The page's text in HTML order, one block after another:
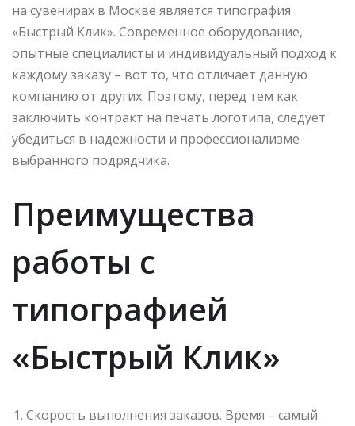
на сувенирах в Москве является типография
«Быстрый Клик». Современное оборудование,
опытные специалисты и индивидуальный подход к
каждому заказу – вот то, что отличает данную
компанию от других. Поэтому, перед тем как
заключить контракт на печать логотипа, следует
убедиться в надежности и профессионализме
выбранного подрядчика.
Преимущества
работы с
типографией
«Быстрый Клик»
Скорость выполнения заказов. Время – самый